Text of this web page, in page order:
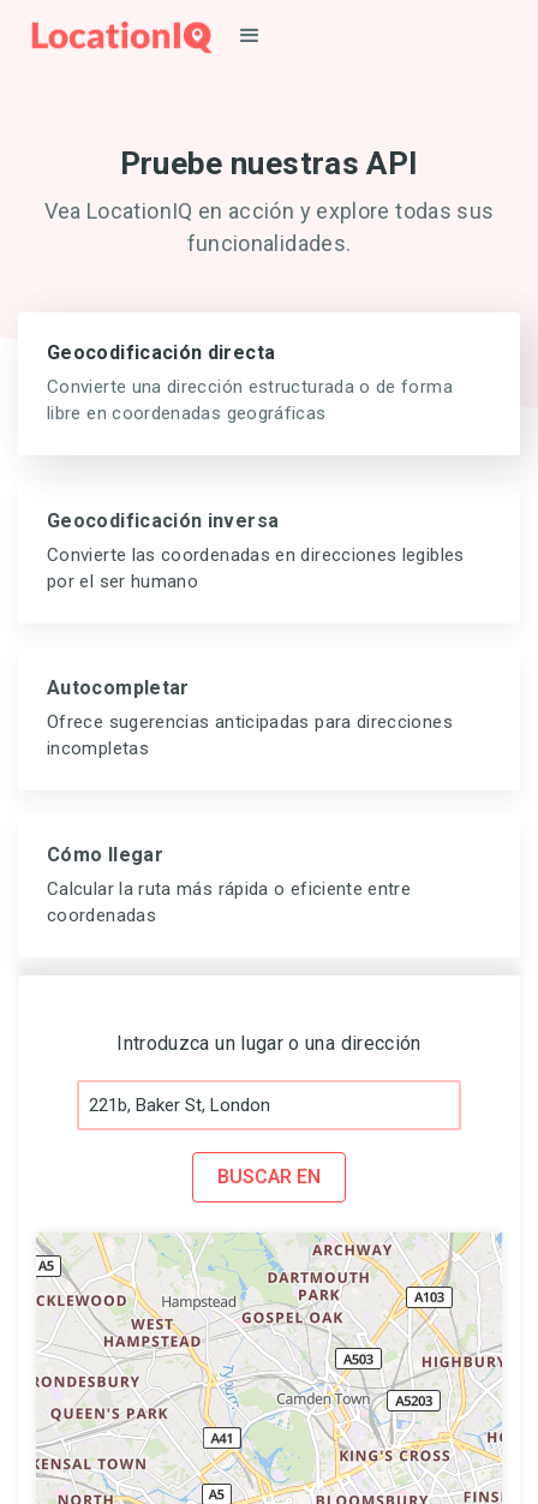
Pruebe nuestras API
Vea LocationIQ en acción y explore todas sus
funcionalidades.
Geocodificación directa
Convierte una dirección estructurada o de forma
libre en coordenadas geográficas
Geocodificación inversa
Convierte las coordenadas en direcciones legibles
por el ser humano
Autocompletar
Ofrece sugerencias anticipadas para direcciones
incompletas
Cómo llegar
Calcular la ruta más rápida o eficiente entre
coordenadas
Introduzca un lugar o una dirección
BUSCAR EN